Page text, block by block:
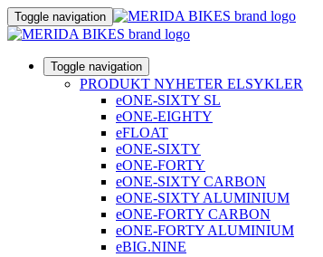
Toggle navigation
Toggle navigation
PRODUKT NYHETER ELSYKLER
eONE-SIXTY SL
eONE-EIGHTY
eFLOAT
eONE-SIXTY
eONE-FORTY
eONE-SIXTY CARBON
eONE-SIXTY ALUMINIUM
eONE-FORTY CARBON
eONE-FORTY ALUMINIUM
eBIG.NINE